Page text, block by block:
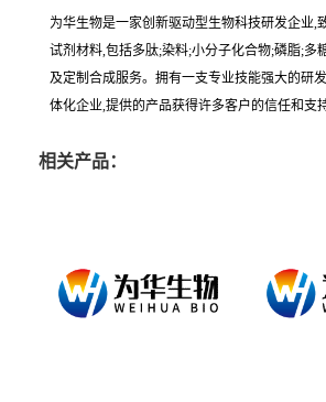
为华生物是一家创新驱动型生物科技研发企业,
试剂材料,包括多肽;染料;小分子化合物;磷脂;多
及定制合成服务。拥有一支专业技能强大的研
体化企业,提供的产品获得许多客户的信任和支持
相关产品：